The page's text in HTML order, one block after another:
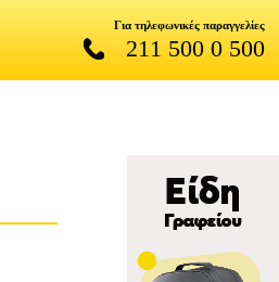
Για τηλεφωνικές παραγγελίες
211 500 0 500